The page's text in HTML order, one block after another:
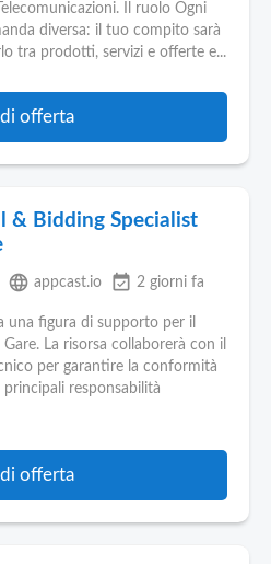
Il ruolo Ogni
diversa: il tuo compito sarà
tra prodotti, servizi e offerte e...
offerta
& Bidding Specialist
language appcast.io event_available 2 giorni fa
una figura di supporto per il
La risorsa collaborerà con il
per garantire la conformità
principali responsabilità
offerta